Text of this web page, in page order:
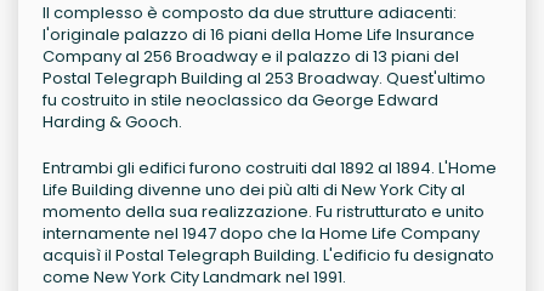
Il complesso è composto da due strutture adiacenti:
l'originale palazzo di 16 piani della Home Life Insurance
Company al 256 Broadway e il palazzo di 13 piani del
Postal Telegraph Building al 253 Broadway. Quest'ultimo
fu costruito in stile neoclassico da George Edward
Harding & Gooch.
Entrambi gli edifici furono costruiti dal 1892 al 1894. L'Home
Life Building divenne uno dei più alti di New York City al
momento della sua realizzazione. Fu ristrutturato e unito
internamente nel 1947 dopo che la Home Life Company
acquisì il Postal Telegraph Building. L'edificio fu designato
come New York City Landmark nel 1991.